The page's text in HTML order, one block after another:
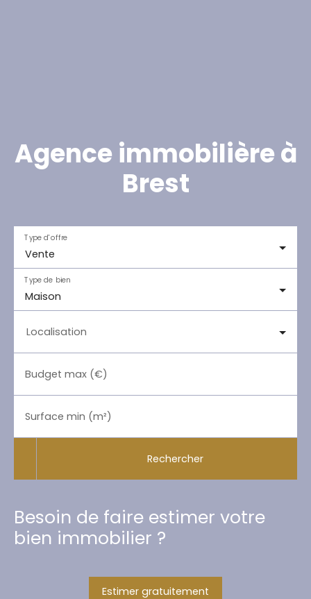
Agence immobilière à
Brest
Vente
Type d'offre
Maison
Type de bien
Localisation
Budget max (€)
Surface min (m²)
Rechercher
Besoin de faire estimer votre
bien immobilier ?
Estimer gratuitement